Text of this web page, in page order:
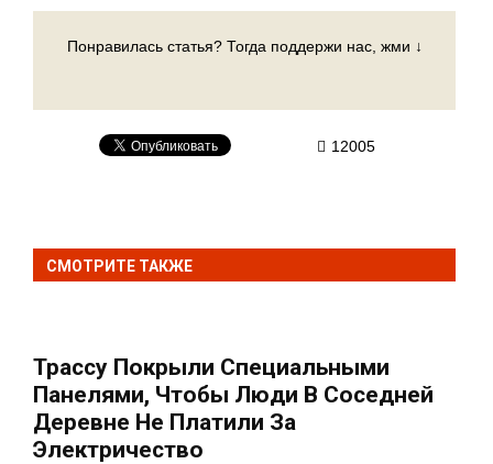
Понравилась статья? Тогда поддержи нас, жми ↓
12005
СМОТРИТЕ ТАКЖЕ
Трассу Покрыли Специальными
Панелями, Чтобы Люди В Соседней
Деревне Не Платили За
Электричество